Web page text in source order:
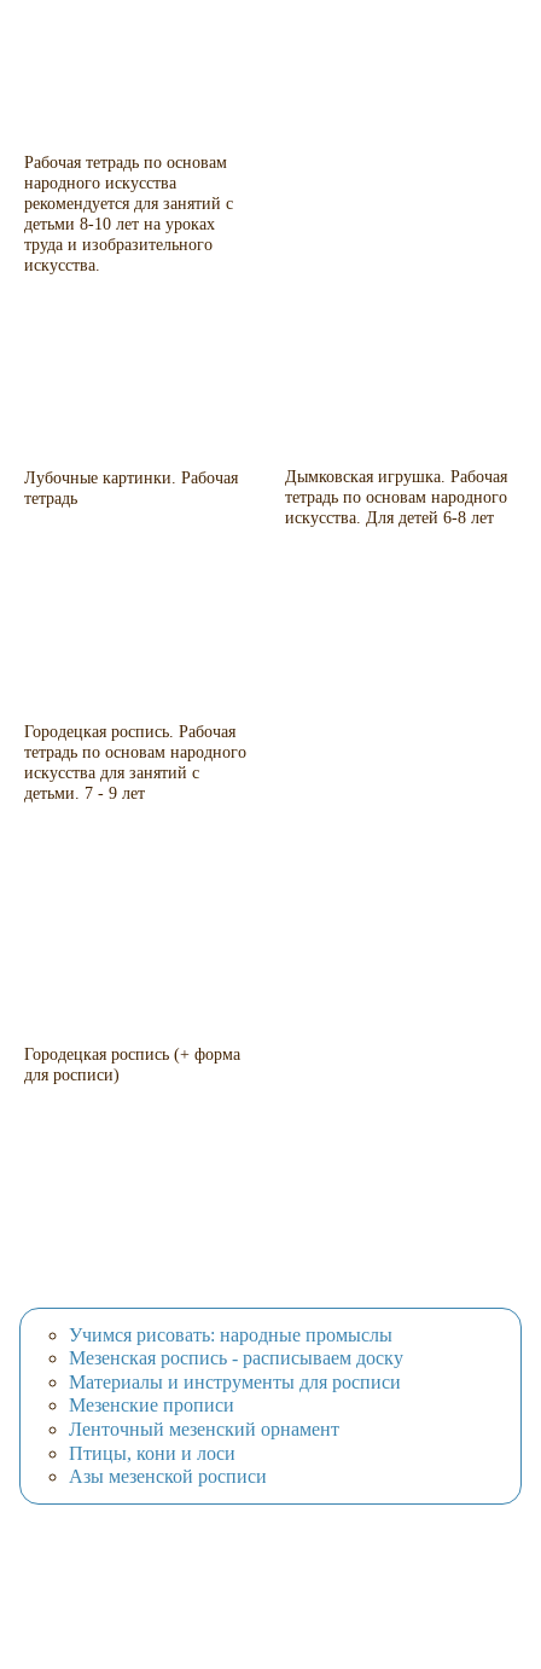
Размер формы для росписи:
120 мм x 190 мм.
Рабочая тетрадь по основам
народного искусства
рекомендуется для занятий с
детьми 8-10 лет на уроках
труда и изобразительного
искусства.
Лубочные картинки. Рабочая
тетрадь
Дымковская игрушка. Рабочая
тетрадь по основам народного
искусства. Для детей 6-8 лет
Городецкая роспись. Рабочая
тетрадь по основам народного
искусства для занятий с
детьми. 7 - 9 лет
Городецкая роспись (+ форма
для росписи)
Учимся рисовать: народные промыслы
Мезенская роспись - расписываем доску
Материалы и инструменты для росписи
Мезенские прописи
Ленточный мезенский орнамент
Птицы, кони и лоси
Азы мезенской росписи